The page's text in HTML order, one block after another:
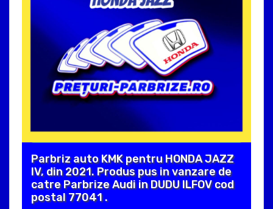
Parbriz auto KMK pentru HONDA JAZZ
IV, din 2021. Produs pus in vanzare de
catre Parbrize Audi in DUDU ILFOV cod
postal 77041 .